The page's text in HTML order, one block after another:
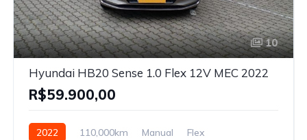
10
Hyundai HB20 Sense 1.0 Flex 12V MEC 2022
R$59.900,00
2022 110,000km Manual Flex